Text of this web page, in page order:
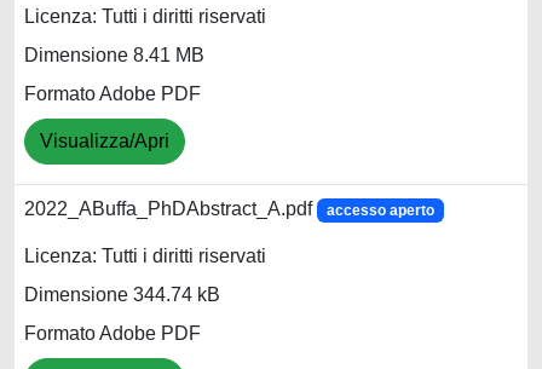
Licenza: Tutti i diritti riservati
Dimensione 8.41 MB
Formato Adobe PDF
Visualizza/Apri
2022_ABuffa_PhDAbstract_A.pdf accesso aperto
Licenza: Tutti i diritti riservati
Dimensione 344.74 kB
Formato Adobe PDF